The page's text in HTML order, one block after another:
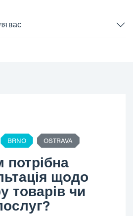
вас
BRNO OSTRAVA
потрібна
щодо
товарів чи